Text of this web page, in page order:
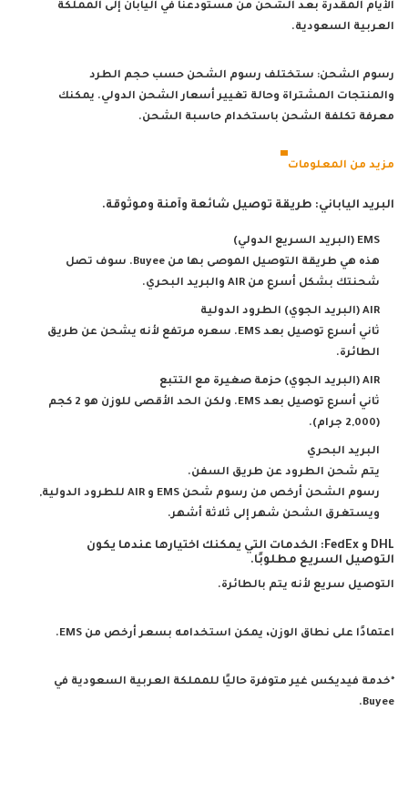
الأيام المقدرة بعد الشحن من مستودعنا في اليابان إلى المملكة
العربية السعودية.
رسوم الشحن: ستختلف رسوم الشحن حسب حجم الطرد
والمنتجات المشتراة وحالة تغيير أسعار الشحن الدولي. يمكنك
معرفة تكلفة الشحن باستخدام حاسبة الشحن.
مزيد من المعلومات
البريد الياباني: طريقة توصيل شائعة وآمنة وموثوقة.
EMS (البريد السريع الدولي)
هذه هي طريقة التوصيل الموصى بها من Buyee. سوف تصل
شحنتك بشكل أسرع من AIR والبريد البحري.
AIR (البريد الجوي) الطرود الدولية
ثاني أسرع توصيل بعد EMS. سعره مرتفع لأنه يشحن عن طريق
الطائرة.
AIR (البريد الجوي) حزمة صغيرة مع التتبع
ثاني أسرع توصيل بعد EMS. ولكن الحد الأقصى للوزن هو 2 كجم
(2,000 جرام).
البريد البحري
يتم شحن الطرود عن طريق السفن.
رسوم الشحن أرخص من رسوم شحن EMS و AIR للطرود الدولية,
ويستغرق الشحن شهر إلى ثلاثة أشهر.
DHL و FedEx: الخدمات التي يمكنك اختيارها عندما يكون
التوصيل السريع مطلوبًا.
التوصيل سريع لأنه يتم بالطائرة.
اعتمادًا على نطاق الوزن، يمكن استخدامه بسعر أرخص من EMS.
*خدمة فيديكس غير متوفرة حاليًا للمملكة العربية السعودية في
Buyee.